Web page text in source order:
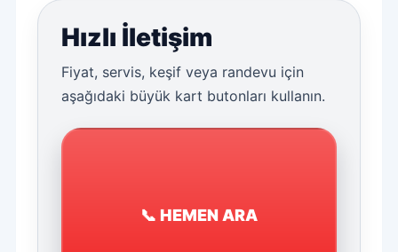
Hızlı İletişim
Fiyat, servis, keşif veya randevu için
aşağıdaki büyük kart butonları kullanın.
📞 HEMEN ARA